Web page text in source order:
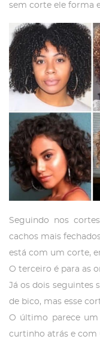
sem corte ele forma
Seguindo nos
cachos mais
está com um corte,
O terceiro é para as
Já os dois seguintes
de bico, mas esse
O último parece
curtinho atrás e com